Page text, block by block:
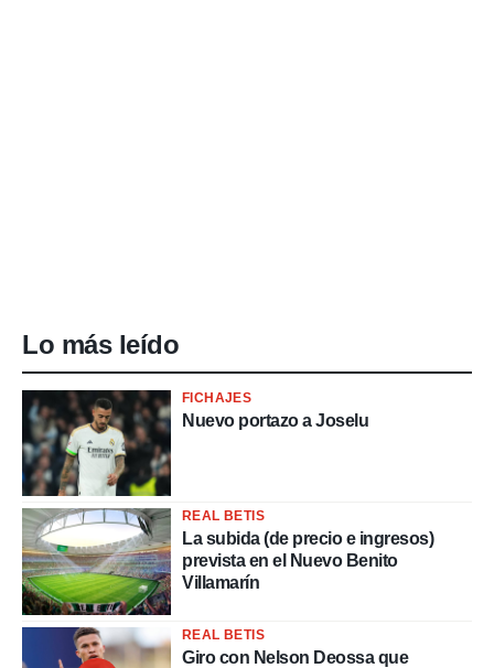
Lo más leído
FICHAJES
Nuevo portazo a Joselu
REAL BETIS
La subida (de precio e ingresos)
prevista en el Nuevo Benito
Villamarín
REAL BETIS
Giro con Nelson Deossa que